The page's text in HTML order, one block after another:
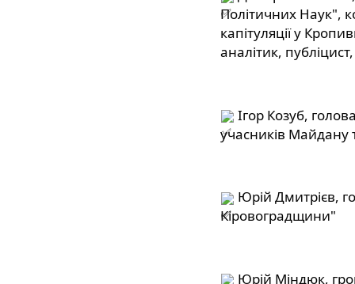
Політичних Наук",
капітуляції у
аналітик,
Ігор Козуб,
учасників Майдану
Юрій Дмитрієв,
Кіровоградщини"
Юрій Міндюк,